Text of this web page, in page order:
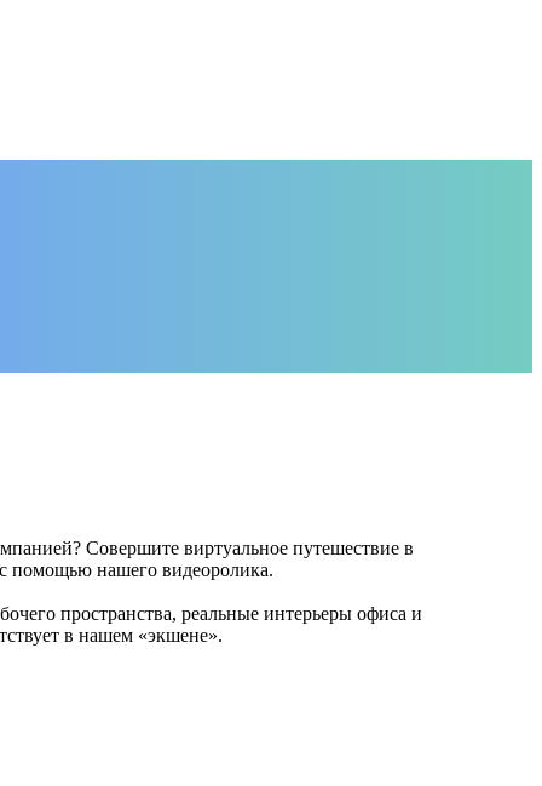
Совершите виртуальное путешествие в
помощью нашего видеоролика.
пространства, реальные интерьеры офиса и
в нашем «экшене».